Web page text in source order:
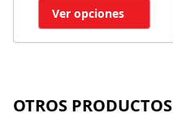
Ver opciones
OTROS PRODUCTOS